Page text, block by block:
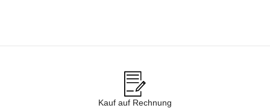
Kauf auf Rechnung